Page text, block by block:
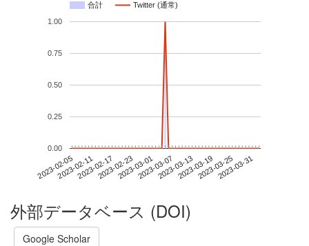
合計 Twitter (通常)
2023-02-052023-02-112023-02-172023-02-232023-03-012023-03-072023-03-132023-03-192023-03-252023-03-31
0.00
0.25
0.50
0.75
1.00
外部データベース (DOI)
Google Scholar